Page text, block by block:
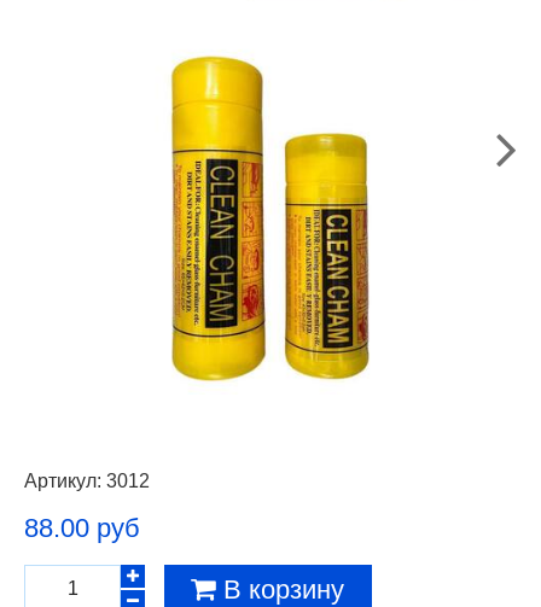
Артикул: 3012
88.00 руб
В корзину